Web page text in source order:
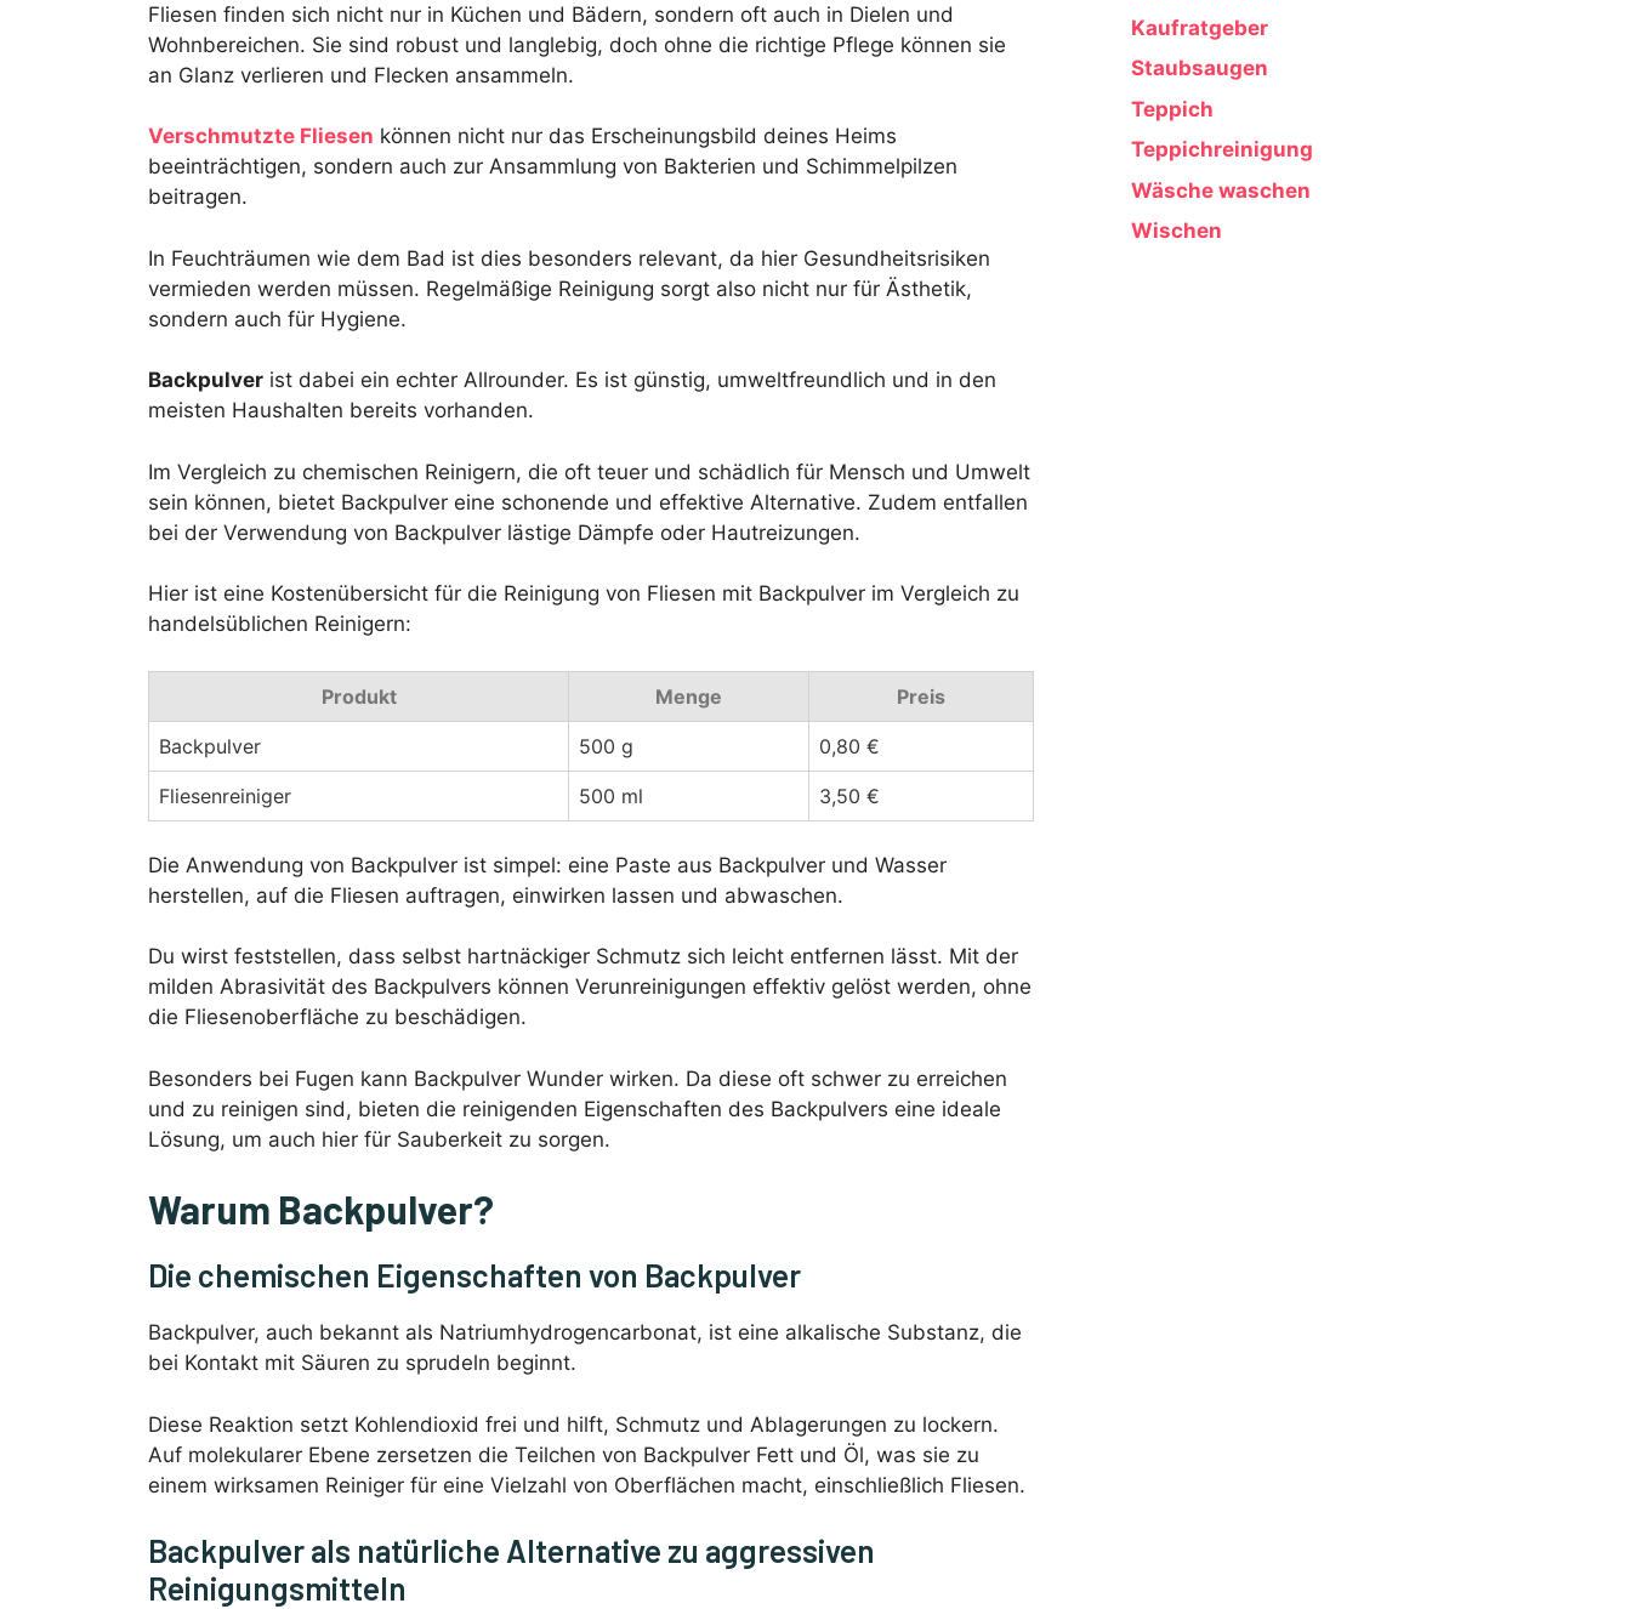
Fliesen finden sich nicht nur in Küchen und Bädern, sondern oft auch in Dielen und
Wohnbereichen. Sie sind robust und langlebig, doch ohne die richtige Pflege können sie
an Glanz verlieren und Flecken ansammeln.
Verschmutzte Fliesen können nicht nur das Erscheinungsbild deines Heims
beeinträchtigen, sondern auch zur Ansammlung von Bakterien und Schimmelpilzen
beitragen.
In Feuchträumen wie dem Bad ist dies besonders relevant, da hier Gesundheitsrisiken
vermieden werden müssen. Regelmäßige Reinigung sorgt also nicht nur für Ästhetik,
sondern auch für Hygiene.
Backpulver ist dabei ein echter Allrounder. Es ist günstig, umweltfreundlich und in den
meisten Haushalten bereits vorhanden.
Im Vergleich zu chemischen Reinigern, die oft teuer und schädlich für Mensch und Umwelt
sein können, bietet Backpulver eine schonende und effektive Alternative. Zudem entfallen
bei der Verwendung von Backpulver lästige Dämpfe oder Hautreizungen.
Hier ist eine Kostenübersicht für die Reinigung von Fliesen mit Backpulver im Vergleich zu
handelsüblichen Reinigern:
Produkt Menge Preis
Backpulver 500 g 0,80 €
Fliesenreiniger 500 ml 3,50 €
Die Anwendung von Backpulver ist simpel: eine Paste aus Backpulver und Wasser
herstellen, auf die Fliesen auftragen, einwirken lassen und abwaschen.
Du wirst feststellen, dass selbst hartnäckiger Schmutz sich leicht entfernen lässt. Mit der
milden Abrasivität des Backpulvers können Verunreinigungen effektiv gelöst werden, ohne
die Fliesenoberfläche zu beschädigen.
Besonders bei Fugen kann Backpulver Wunder wirken. Da diese oft schwer zu erreichen
und zu reinigen sind, bieten die reinigenden Eigenschaften des Backpulvers eine ideale
Lösung, um auch hier für Sauberkeit zu sorgen.
Warum Backpulver?
Die chemischen Eigenschaften von Backpulver
Backpulver, auch bekannt als Natriumhydrogencarbonat, ist eine alkalische Substanz, die
bei Kontakt mit Säuren zu sprudeln beginnt.
Diese Reaktion setzt Kohlendioxid frei und hilft, Schmutz und Ablagerungen zu lockern.
Auf molekularer Ebene zersetzen die Teilchen von Backpulver Fett und Öl, was sie zu
einem wirksamen Reiniger für eine Vielzahl von Oberflächen macht, einschließlich Fliesen.
Backpulver als natürliche Alternative zu aggressiven
Reinigungsmitteln
Kaufratgeber
Staubsaugen
Teppich
Teppichreinigung
Wäsche waschen
Wischen